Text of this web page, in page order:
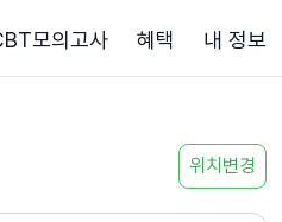
모의고사 혜택 내 정보
위치변경